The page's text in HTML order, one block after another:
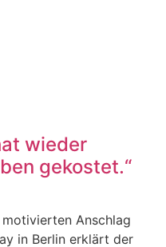
wieder
gekostet.“
Anschlag
in Berlin erklärt der